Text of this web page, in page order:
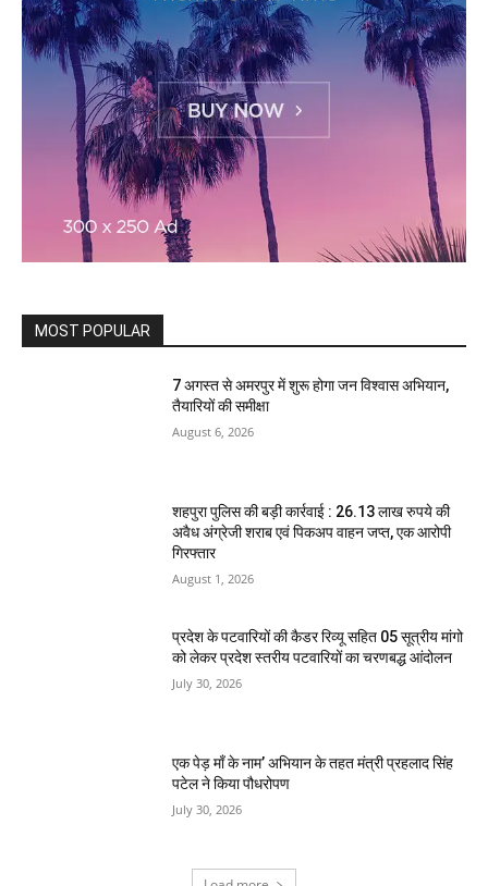
MOST POPULAR
7 अगस्त से अमरपुर में शुरू होगा जन विश्वास अभियान,
तैयारियों की समीक्षा
August 6, 2026
शहपुरा पुलिस की बड़ी कार्रवाई : 26.13 लाख रुपये की
अवैध अंग्रेजी शराब एवं पिकअप वाहन जप्त, एक आरोपी
गिरफ्तार
August 1, 2026
प्रदेश के पटवारियों की कैडर रिव्यू सहित 05 सूत्रीय मांगो
को लेकर प्रदेश स्तरीय पटवारियों का चरणबद्ध आंदोलन
July 30, 2026
एक पेड़ माँ के नाम’ अभियान के तहत मंत्री प्रहलाद सिंह
पटेल ने किया पौधरोपण
July 30, 2026